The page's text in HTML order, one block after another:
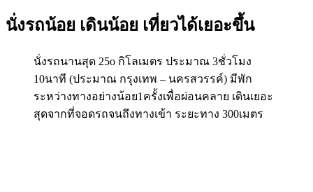
นั่งรถน้อย เดินน้อย เที่ยวได้เยอะขึ้น
นั่งรถนานสุด 25o กิโลเมตร ประมาณ 3ชั่วโมง
10นาที (ประมาณ กรุงเทพ – นครสวรรค์) มีพัก
ระหว่างทางอย่างน้อย1ครั้งเพื่อผ่อนคลาย เดินเยอะ
สุดจากที่จอดรถจนถึงทางเข้า ระยะทาง 300เมตร